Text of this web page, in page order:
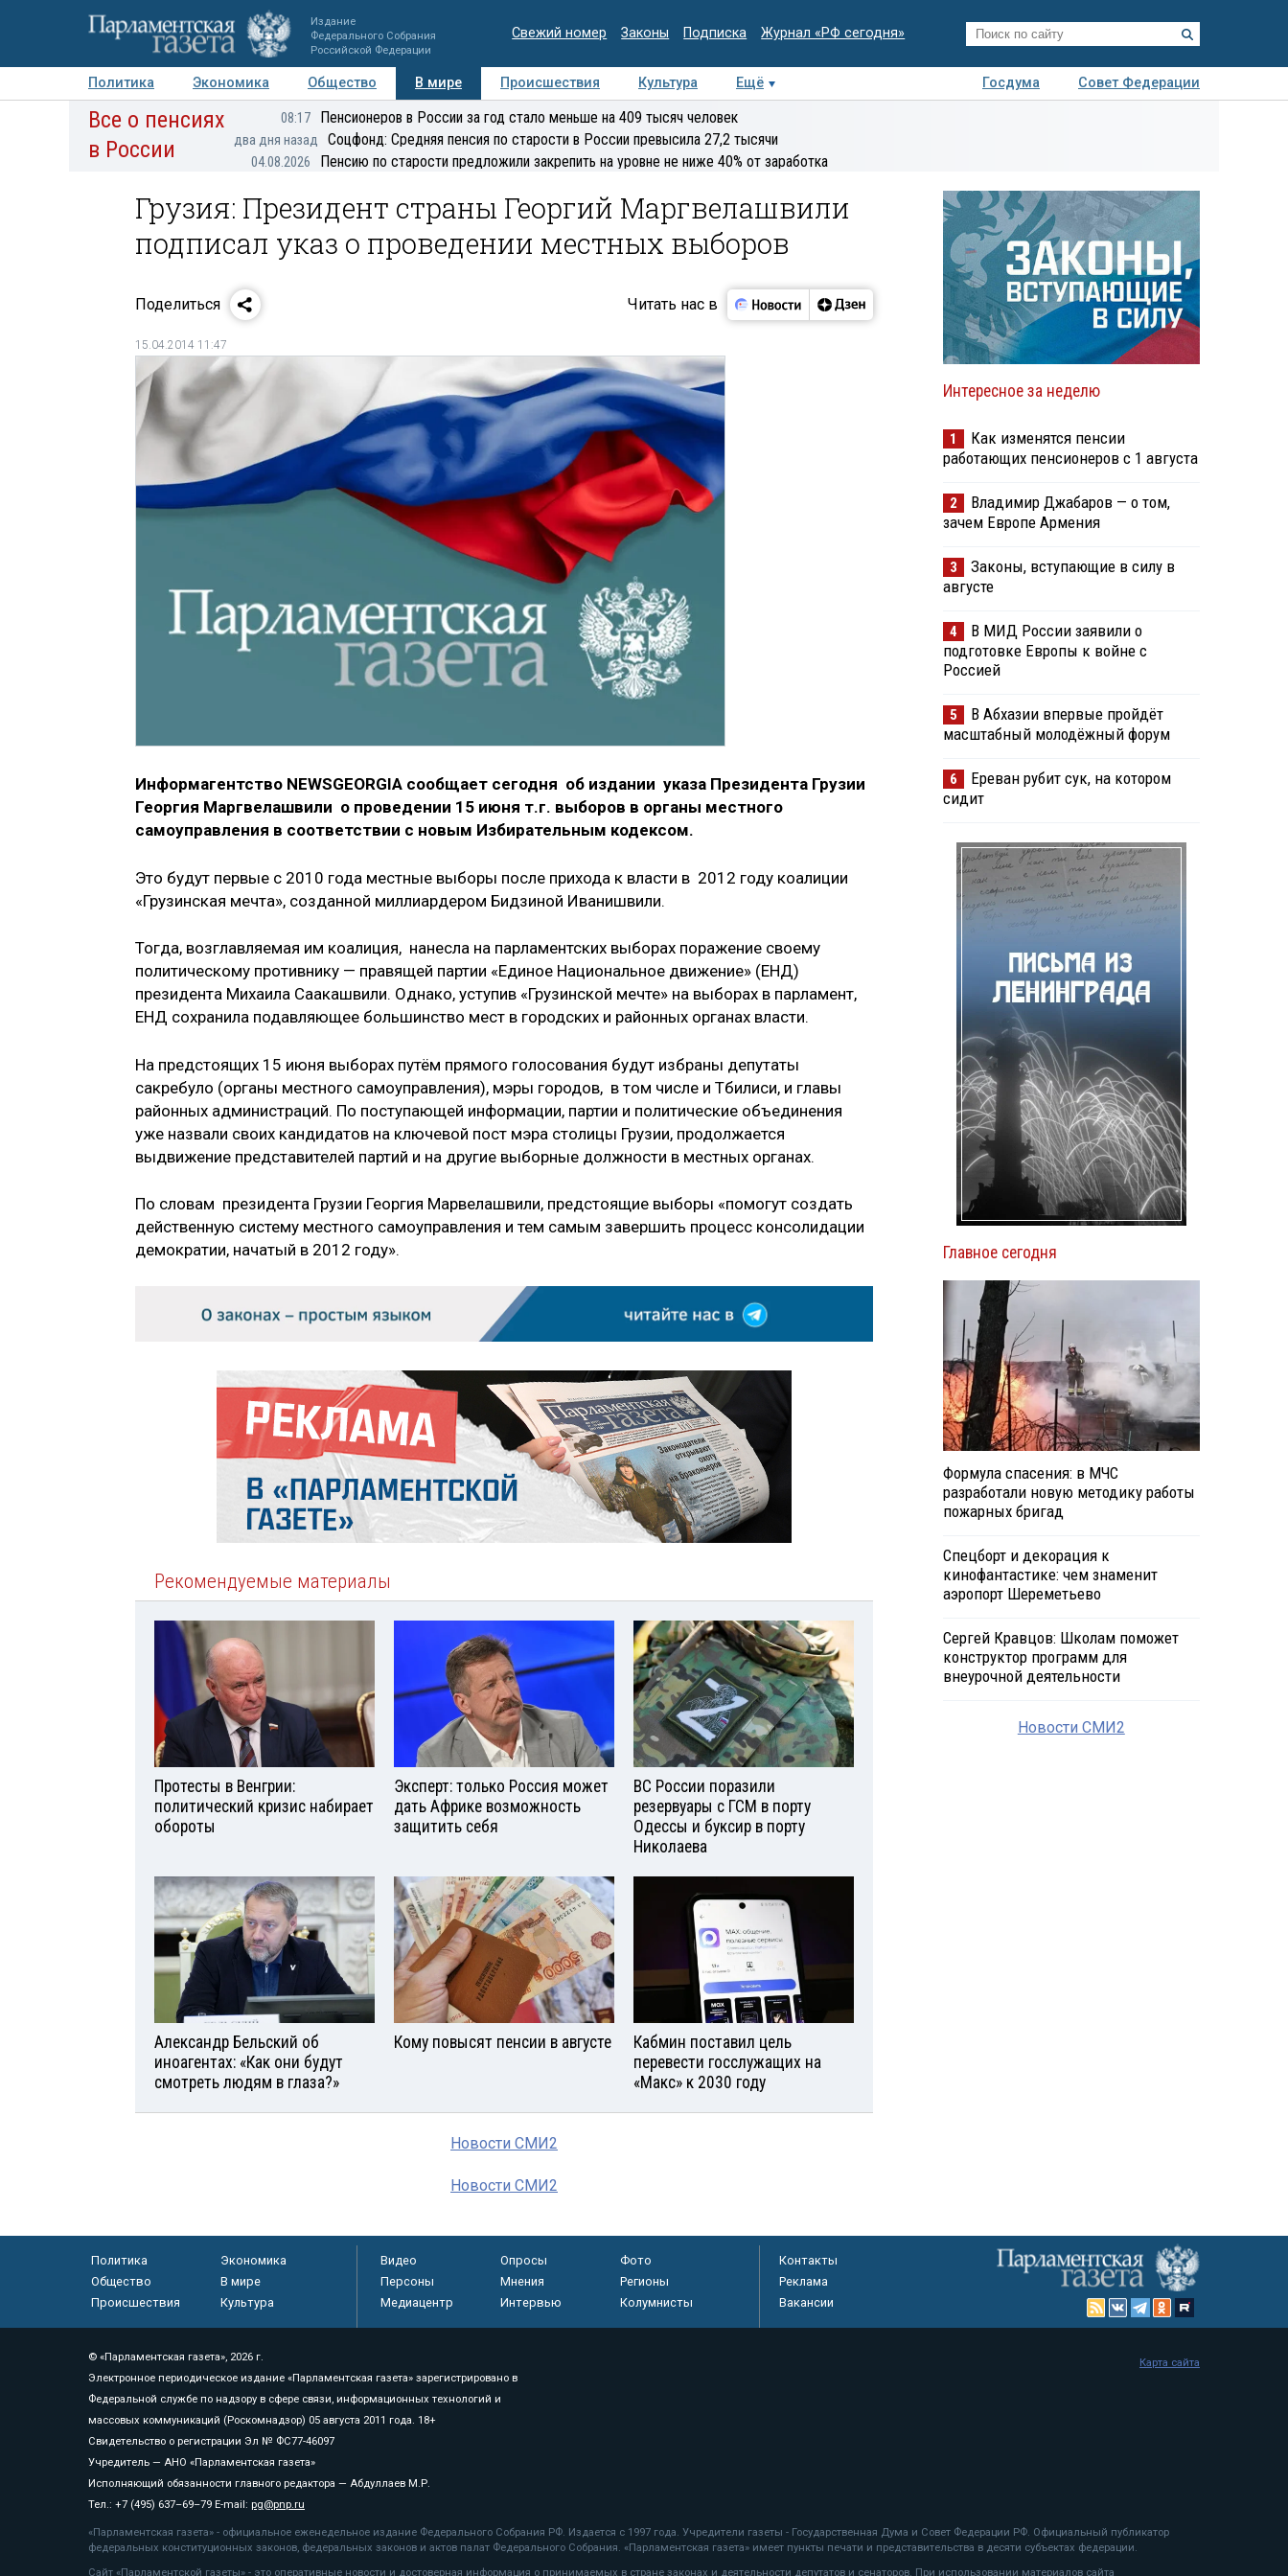
Издание
Федерального Собрания
Российской Федерации
Свежий номер Законы Подписка Журнал «РФ сегодня»
Политика Экономика Общество В мире Происшествия Культура Ещё Госдума
Совет Федерации
Авторы Персоны Мнения Регионы Медиацентр Интервью Колумнисты
Все о пенсиях
в России
08:17 Пенсионеров в России за год стало меньше на 409 тысяч человек
два дня назад Соцфонд: Средняя пенсия по старости в России превысила 27,2 тысячи
04.08.2026 Пенсию по старости предложили закрепить на уровне не ниже 40% от заработка
Грузия: Президент страны Георгий Маргвелашвили
подписал указ о проведении местных выборов
Поделиться Читать нас в
15.04.2014 11:47
Информагентство NEWSGEORGIA сообщает сегодня об издании указа Президента Грузии
Георгия Маргвелашвили о проведении 15 июня т.г. выборов в органы местного
самоуправления в соответствии с новым Избирательным кодексом.
Это будут первые с 2010 года местные выборы после прихода к власти в 2012 году коалиции
«Грузинская мечта», созданной миллиардером Бидзиной Иванишвили.
Тогда, возглавляемая им коалиция, нанесла на парламентских выборах поражение своему
политическому противнику — правящей партии «Единое Национальное движение» (ЕНД)
президента Михаила Саакашвили. Однако, уступив «Грузинской мечте» на выборах в парламент,
ЕНД сохранила подавляющее большинство мест в городских и районных органах власти.
На предстоящих 15 июня выборах путём прямого голосования будут избраны депутаты
сакребуло (органы местного самоуправления), мэры городов, в том числе и Тбилиси, и главы
районных администраций. По поступающей информации, партии и политические объединения
уже назвали своих кандидатов на ключевой пост мэра столицы Грузии, продолжается
выдвижение представителей партий и на другие выборные должности в местных органах.
По словам президента Грузии Георгия Марвелашвили, предстоящие выборы «помогут создать
действенную систему местного самоуправления и тем самым завершить процесс консолидации
демократии, начатый в 2012 году».
Рекомендуемые материалы
Протесты в Венгрии:
политический кризис набирает
обороты
Эксперт: только Россия может
дать Африке возможность
защитить себя
ВС России поразили
резервуары с ГСМ в порту
Одессы и буксир в порту
Николаева
Александр Бельский об
иноагентах: «Как они будут
смотреть людям в глаза?»
Кому повысят пенсии в августе
Кабмин поставил цель
перевести госслужащих на
«Макс» к 2030 году
Новости СМИ2
Новости СМИ2
Интересное за неделю
1
Как изменятся пенсии
работающих пенсионеров с 1 августа
2
Владимир Джабаров — о том,
зачем Европе Армения
3
Законы, вступающие в силу в
августе
4
В МИД России заявили о
подготовке Европы к войне с
Россией
5
В Абхазии впервые пройдёт
масштабный молодёжный форум
6
Ереван рубит сук, на котором
сидит
Главное сегодня
Формула спасения: в МЧС
разработали новую методику работы
пожарных бригад
Спецборт и декорация к
кинофантастике: чем знаменит
аэропорт Шереметьево
Сергей Кравцов: Школам поможет
конструктор программ для
внеурочной деятельности
Новости СМИ2
Политика
Экономика
Общество
В мире
Происшествия
Культура
Видео Опросы
Фото
Персоны
Мнения
Регионы
Медиацентр
Интервью Колумнисты
Контакты
Реклама
Вакансии
© «Парламентская газета», 2026 г.
Электронное периодическое издание «Парламентская газета» зарегистрировано в
Федеральной службе по надзору в сфере связи, информационных технологий и
массовых коммуникаций (Роскомнадзор) 05 августа 2011 года. 18+
Свидетельство о регистрации Эл № ФС77-46097
Учредитель — АНО «Парламентская газета»
Исполняющий обязанности главного редактора — Абдуллаев М.Р.
Тел.: +7 (495) 637–69–79 E-mail: pg@pnp.ru
«Парламентская газета» - официальное еженедельное издание Федерального Собрания РФ. Издается с 1997 года. Учредители газеты - Государственная Дума и Совет Федерации РФ. Официальный публикатор
федеральных конституционных законов, федеральных законов и актов палат Федерального Собрания. «Парламентская газета» имеет пункты печати и представительства в десяти субъектах федерации.
Сайт «Парламентской газеты» - это оперативные новости и достоверная информация о принимаемых в стране законах и деятельности депутатов и сенаторов. При использовании материалов сайта
Карта сайта